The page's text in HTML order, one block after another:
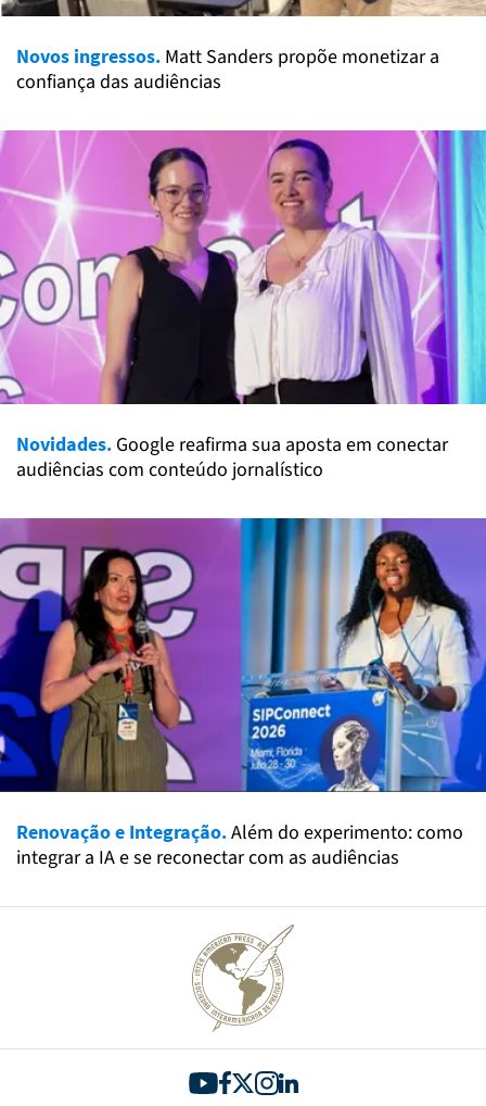
Novos ingressos. Matt Sanders propõe monetizar a
confiança das audiências
Novidades. Google reafirma sua aposta em conectar
audiências com conteúdo jornalístico
Renovação e Integração.Além do experimento: como
integrar a IA e se reconectar com as audiências